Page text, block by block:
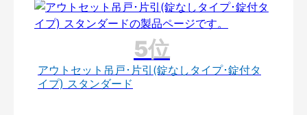
アウトセット吊戸･片引(錠なしタイプ･錠付タ
イプ) スタンダード